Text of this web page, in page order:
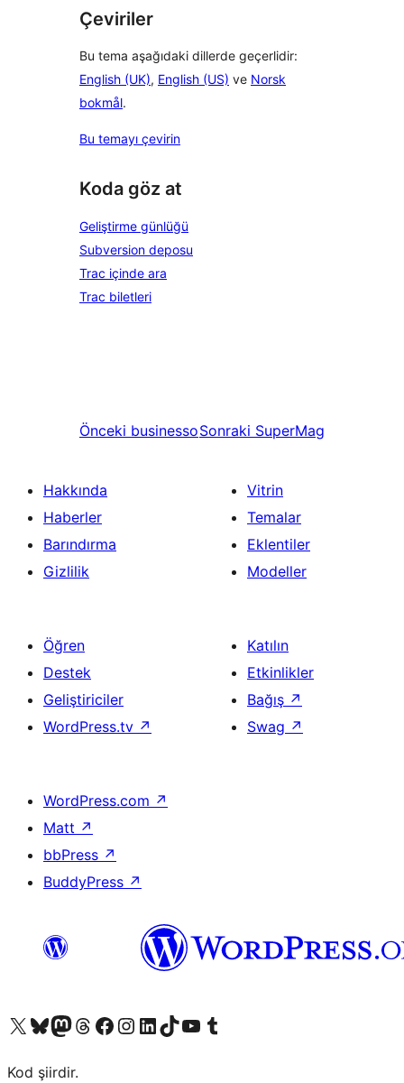
Çeviriler
Bu tema aşağıdaki dillerde geçerlidir:
English (UK), English (US) ve Norsk
bokmål.
Bu temayı çevirin
Koda göz at
Geliştirme günlüğü
Subversion deposu
Trac içinde ara
Trac biletleri
Önceki businessoSonraki SuperMag
Hakkında
Haberler
Barındırma
Gizlilik
Vitrin
Temalar
Eklentiler
Modeller
Öğren
Destek
Geliştiriciler
WordPress.tv ↗
Katılın
Etkinlikler
Bağış ↗
Swag ↗
WordPress.com ↗
Matt ↗
bbPress ↗
BuddyPress ↗
X (eski Twitter) hesabımıza bakın
Bluesky hesabımızı ziyaret edinMastodon hesabımızı ziyaret edinThreads hesabımızı ziyaret edinFacebook sayfamızı ziyaret edinInstagram hesabımızı ziyaret edinLinkedIn hesabımızı ziyaret edinTikTok hesabımızı ziyaret edinYouTube kanalımızı ziyaret edinTumblr hesabımızı ziyaret edin
Kod şiirdir.